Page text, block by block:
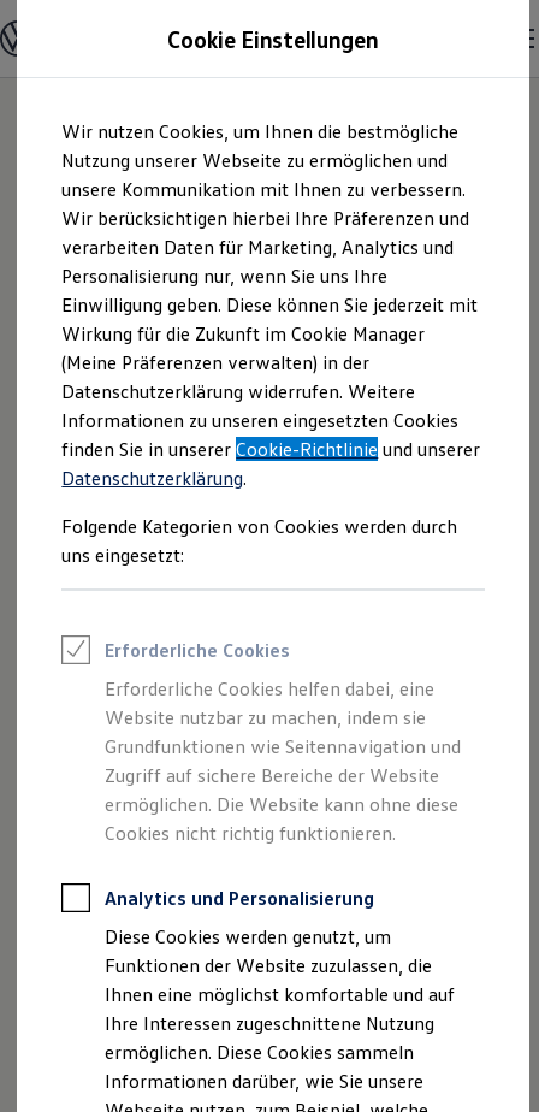
Hauptinhalt
springen
Footer
springen
Modelle & Konfigurator
Nutzfahrzeugkategorien entdecken
Modelle konfigurieren
Vorgängermodelle und Oldtimer
Vorgängermodelle
Oldtimer
Bulli Historie
Branchenlösungen & Gewerbekunden
Umbaulösungen und Hersteller finden
Auf- und Umbauten entdecken & konfigurieren
Groß- und Sonderkunden
Großkunden
Kommunen & Behörden
Journalisten
Sportvereine
Branchenlösungen
Bau & Handwerk
Gewerbliche Personenbeförderung
Service & mobile Werkstätten
Kurier, Logistik & Handel
Feuerwehr
Rettungsdienste
ONE Business ID Vorteile
Fahrzeugsuche & Marktplatz
Digitaler Marktplatz
Kauf & Finanzierung
Online-Fahrzeugbewertung
Aktionen & Angebote
E-Auto-Förderung
Für Privatkunden
Für Gewerbekunden
Profi Paket
TopDeal
Zertifizierte Gebrauchtwagen
Für Privatkunden
Für Gewerbekunden
Leasing
Für Privatkunden
Für Gewerbekunden
Versicherungen & Garantien
Garantien
Kfz-Versicherung für Nutzfahrzeuge
Autohaus
Babelsberg GmbH &
Co. KG | Impressum
& Rechtliches
Hier finden Sie Informationen über die
Autohaus Babelsberg GmbH & Co. KG
als verantwortliche Anbieterin von
Inhalten und Angeboten, die auf dieser
Impressum
Datenschutzerklärung
Impressum
Autohaus Babelsberg GmbH & Co. KG
Fritz-Zubeil-Straße 70-80
14482 Potsdam
Telefon: +49 (0)331 / 7486-0
Cookie Einstellungen
Wir nutzen Cookies, um Ihnen die bestmögliche
Nutzung unserer Webseite zu ermöglichen und
unsere Kommunikation mit Ihnen zu verbessern.
Wir berücksichtigen hierbei Ihre Präferenzen und
verarbeiten Daten für Marketing, Analytics und
Personalisierung nur, wenn Sie uns Ihre
Einwilligung geben. Diese können Sie jederzeit mit
Wirkung für die Zukunft im Cookie Manager
(Meine Präferenzen verwalten) in der
Datenschutzerklärung widerrufen. Weitere
Informationen zu unseren eingesetzten Cookies
finden Sie in unsererCookie-Richtlinie und unserer
Datenschutzerklärung.
Folgende Kategorien von Cookies werden durch
uns eingesetzt:
Erforderliche Cookies
Erforderliche Cookies helfen dabei, eine
Website nutzbar zu machen, indem sie
Grundfunktionen wie Seitennavigation und
Zugriff auf sichere Bereiche der Website
ermöglichen. Die Website kann ohne diese
Cookies nicht richtig funktionieren.
Analytics und Personalisierung
Diese Cookies werden genutzt, um
Funktionen der Website zuzulassen, die
Ihnen eine möglichst komfortable und auf
Ihre Interessen zugeschnittene Nutzung
ermöglichen. Diese Cookies sammeln
Informationen darüber, wie Sie unsere